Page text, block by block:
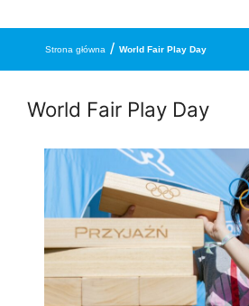
Strona główna / World Fair Play Day
World Fair Play Day